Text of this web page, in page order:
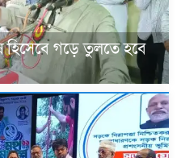
হিসেবে গড়ে তুলতে হবে